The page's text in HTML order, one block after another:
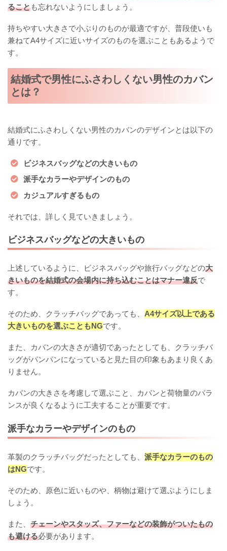
ることも忘れないようにしましょう。
持ちやすい大きさで小ぶりのものが最適ですが、普段使いも
兼ねてA4サイズに近いサイズのものを選ぶこともあるようで
す。
結婚式で男性にふさわしくない男性のカバン
とは？
結婚式にふさわしくない男性のカバンのデザインとは以下の
通りです。
ビジネスバッグなどの大きいもの
派手なカラーやデザインのもの
カジュアルすぎるもの
それでは、詳しく見ていきましょう。
ビジネスバッグなどの大きいもの
上述しているように、ビジネスバッグや旅行バッグなどの大
きいものを結婚式の会場内に持ち込むことはマナー違反で
す。
そのため、クラッチバッグであっても、 A4サイズ以上である
大きいものを選ぶこともNGです。
また、カバンの大きさが適切であったとしても、クラッチバ
ッグがパンパンになっていると見た目の印象もあまり良くあ
りません。
カバンの大きさを考慮して選ぶこと、カバンと荷物量のバラ
ンスが良くなるように工夫することが重要です。
派手なカラーやデザインのもの
革製のクラッチバッグだったとしても、 派手なカラーのもの
はNGです。
そのため、原色に近いものや、柄物は避けて選ぶようにしま
しょう。
また、 チェーンやスタッズ、ファーなどの装飾がついたもの
も避ける必要があります。